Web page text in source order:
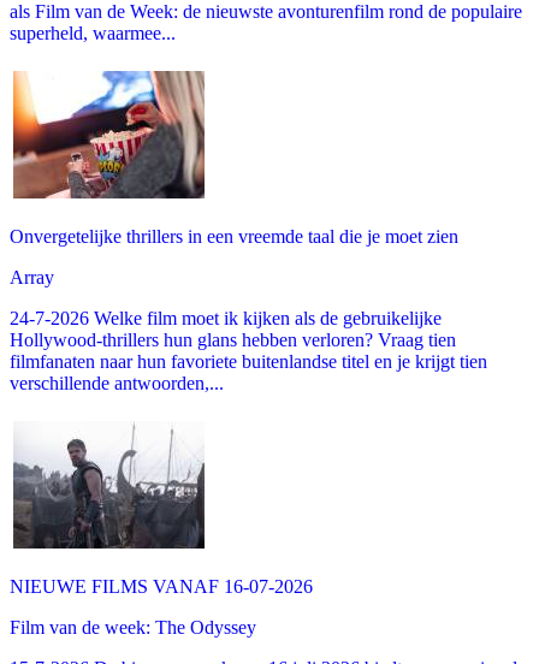
als Film van de Week: de nieuwste avonturenfilm rond de populaire
superheld, waarmee...
Onvergetelijke thrillers in een vreemde taal die je moet zien
Array
24-7-2026 Welke film moet ik kijken als de gebruikelijke
Hollywood-thrillers hun glans hebben verloren? Vraag tien
filmfanaten naar hun favoriete buitenlandse titel en je krijgt tien
verschillende antwoorden,...
NIEUWE FILMS VANAF 16-07-2026
Film van de week: The Odyssey